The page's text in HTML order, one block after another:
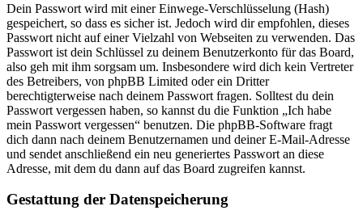
Dein Passwort wird mit einer Einwege-Verschlüsselung (Hash)
gespeichert, so dass es sicher ist. Jedoch wird dir empfohlen, dieses
Passwort nicht auf einer Vielzahl von Webseiten zu verwenden. Das
Passwort ist dein Schlüssel zu deinem Benutzerkonto für das Board,
also geh mit ihm sorgsam um. Insbesondere wird dich kein Vertreter
des Betreibers, von phpBB Limited oder ein Dritter
berechtigterweise nach deinem Passwort fragen. Solltest du dein
Passwort vergessen haben, so kannst du die Funktion „Ich habe
mein Passwort vergessen“ benutzen. Die phpBB-Software fragt
dich dann nach deinem Benutzernamen und deiner E-Mail-Adresse
und sendet anschließend ein neu generiertes Passwort an diese
Adresse, mit dem du dann auf das Board zugreifen kannst.
Gestattung der Datenspeicherung